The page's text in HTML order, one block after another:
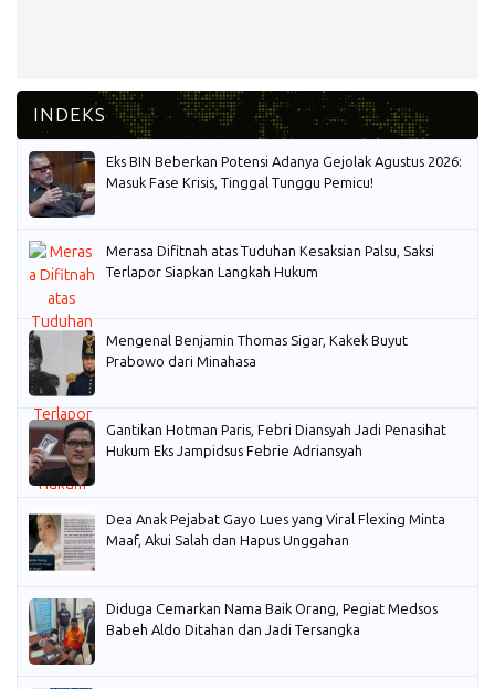
Eks BIN Beberkan Potensi Adanya Gejolak Agustus 2026:
Masuk Fase Krisis, Tinggal Tunggu Pemicu!
Merasa Difitnah atas Tuduhan Kesaksian Palsu, Saksi
Terlapor Siapkan Langkah Hukum
Mengenal Benjamin Thomas Sigar, Kakek Buyut
Prabowo dari Minahasa
Gantikan Hotman Paris, Febri Diansyah Jadi Penasihat
Hukum Eks Jampidsus Febrie Adriansyah
Dea Anak Pejabat Gayo Lues yang Viral Flexing Minta
Maaf, Akui Salah dan Hapus Unggahan
Diduga Cemarkan Nama Baik Orang, Pegiat Medsos
Babeh Aldo Ditahan dan Jadi Tersangka